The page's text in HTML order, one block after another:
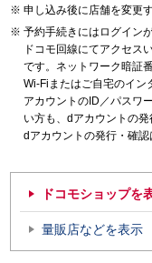
申し込み後に店舗を変更
予約手続きにはログイン
ドコモ回線にてアクセス
です。ネットワーク暗証
Wi-Fiまたはご自宅のイン
アカウントのID／パスワ
い方も、dアカウントの発
dアカウントの発行・確認
ドコモショップを
量販店などを表示